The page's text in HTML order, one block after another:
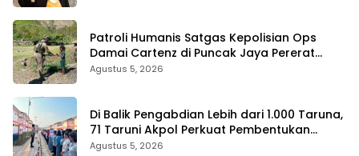
Patroli Humanis Satgas Kepolisian Ops
Damai Cartenz di Puncak Jaya Pererat
Kedekatan dengan Masyarakat
Agustus 5, 2026
Di Balik Pengabdian Lebih dari 1.000 Taruna,
71 Taruni Akpol Perkuat Pembentukan
Karakter Siswa Sekolah Rakyat
Agustus 5, 2026